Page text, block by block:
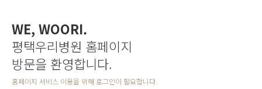
WE, WOORI.
평택우리병원 홈페이지
방문을 환영합니다.
홈페이지 서비스 이용을 위해 로그인이 필요합니다.